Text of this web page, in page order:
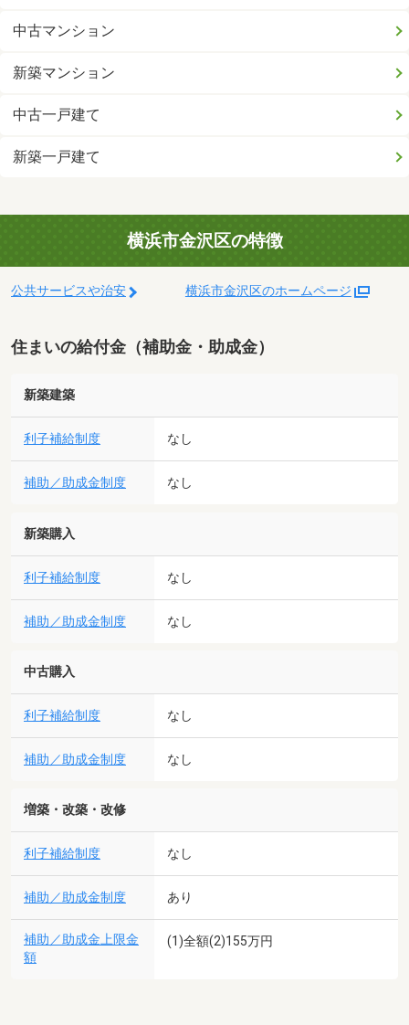
中古マンション
新築マンション
中古一戸建て
新築一戸建て
横浜市金沢区の特徴
公共サービスや治安 横浜市金沢区のホームページ
住まいの給付金（補助金・助成金）
新築建築
利子補給制度 なし
補助／助成金制度 なし
新築購入
利子補給制度 なし
補助／助成金制度 なし
中古購入
利子補給制度 なし
補助／助成金制度 なし
増築・改築・改修
利子補給制度 なし
補助／助成金制度 あり
補助／助成金上限金
額
(1)全額(2)155万円